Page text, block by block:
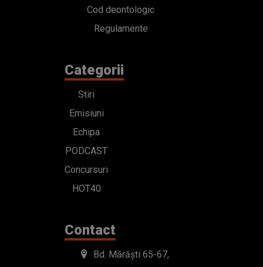
Cod deontologic
Regulamente
Categorii
Stiri
Emisiuni
Echipa
PODCAST
Concursuri
HOT40
Contact
Bd. Mărăști 65-67,